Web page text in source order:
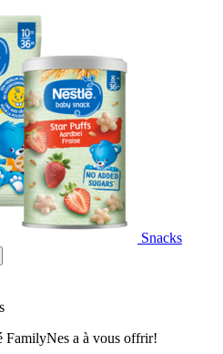
Snacks
FamilyNes a à vous offrir!